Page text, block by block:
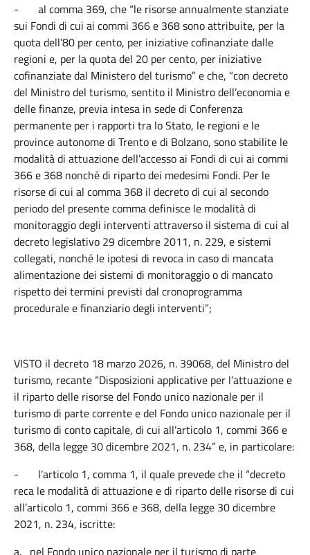
- al comma 369, che “le risorse annualmente stanziate
sui Fondi di cui ai commi 366 e 368 sono attribuite, per la
quota dell’80 per cento, per iniziative cofinanziate dalle
regioni e, per la quota del 20 per cento, per iniziative
cofinanziate dal Ministero del turismo” e che, “con decreto
del Ministro del turismo, sentito il Ministro dell’economia e
delle finanze, previa intesa in sede di Conferenza
permanente per i rapporti tra lo Stato, le regioni e le
province autonome di Trento e di Bolzano, sono stabilite le
modalità di attuazione dell’accesso ai Fondi di cui ai commi
366 e 368 nonché di riparto dei medesimi Fondi. Per le
risorse di cui al comma 368 il decreto di cui al secondo
periodo del presente comma definisce le modalità di
monitoraggio degli interventi attraverso il sistema di cui al
decreto legislativo 29 dicembre 2011, n. 229, e sistemi
collegati, nonché le ipotesi di revoca in caso di mancata
alimentazione dei sistemi di monitoraggio o di mancato
rispetto dei termini previsti dal cronoprogramma
procedurale e finanziario degli interventi”;
VISTO il decreto 18 marzo 2026, n. 39068, del Ministro del
turismo, recante “Disposizioni applicative per l’attuazione e
il riparto delle risorse del Fondo unico nazionale per il
turismo di parte corrente e del Fondo unico nazionale per il
turismo di conto capitale, di cui all’articolo 1, commi 366 e
368, della legge 30 dicembre 2021, n. 234” e, in particolare:
- l’articolo 1, comma 1, il quale prevede che il “decreto
reca le modalità di attuazione e di riparto delle risorse di cui
all’articolo 1, commi 366 e 368, della legge 30 dicembre
2021, n. 234, iscritte:
a. nel Fondo unico nazionale per il turismo di parte